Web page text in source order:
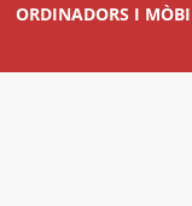
ORDINADORS I